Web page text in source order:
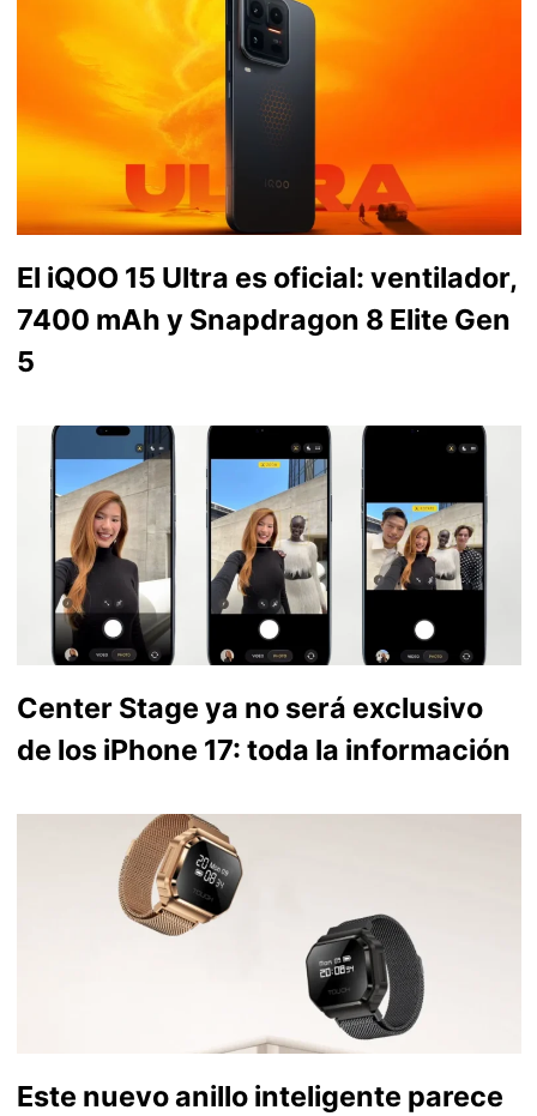
El iQOO 15 Ultra es oficial: ventilador,
7400 mAh y Snapdragon 8 Elite Gen
5
Center Stage ya no será exclusivo
de los iPhone 17: toda la información
Este nuevo anillo inteligente parece